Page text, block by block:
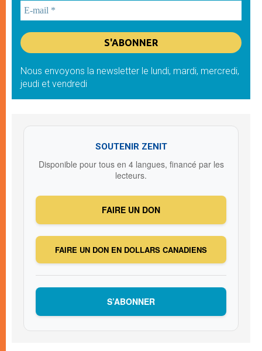
Nous envoyons la newsletter le lundi, mardi, mercredi,
jeudi et vendredi
SOUTENIR ZENIT
Disponible pour tous en 4 langues, financé par les
lecteurs.
FAIRE UN DON
FAIRE UN DON EN DOLLARS CANADIENS
S’ABONNER